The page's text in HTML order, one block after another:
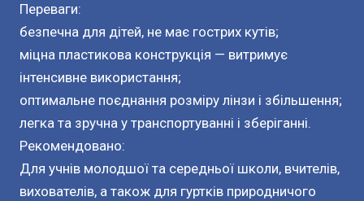
Переваги:
безпечна для дітей, не має гострих кутів;
міцна пластикова конструкція — витримує
інтенсивне використання;
оптимальне поєднання розміру лінзи і збільшення;
легка та зручна у транспортуванні і зберіганні.
Рекомендовано:
Для учнів молодшої та середньої школи, вчителів,
вихователів, а також для гуртків природничого